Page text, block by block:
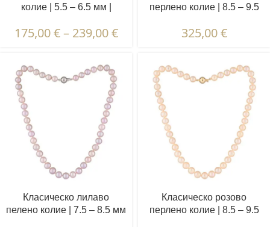
колие | 5.5 – 6.5 мм |
175,00€ – 239,00€
перлено колие | 8.5 – 9.5
325,00€
Класическо лилаво
пелено колие | 7.5 – 8.5 мм
Класическо розово
перлено колие | 8.5 – 9.5